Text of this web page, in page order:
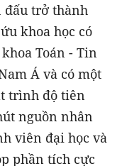
đấu trở thành
khoa học có
Toán - Tin
Á và có một
trình độ tiên
nguồn nhân
viên đại học và
phần tích cực